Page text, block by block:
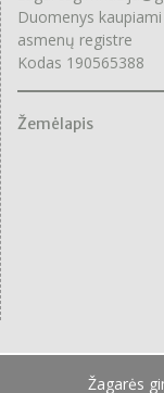
Duomenys
asmenų registre
Kodas 190565388
Žemėlapis
Žagarės